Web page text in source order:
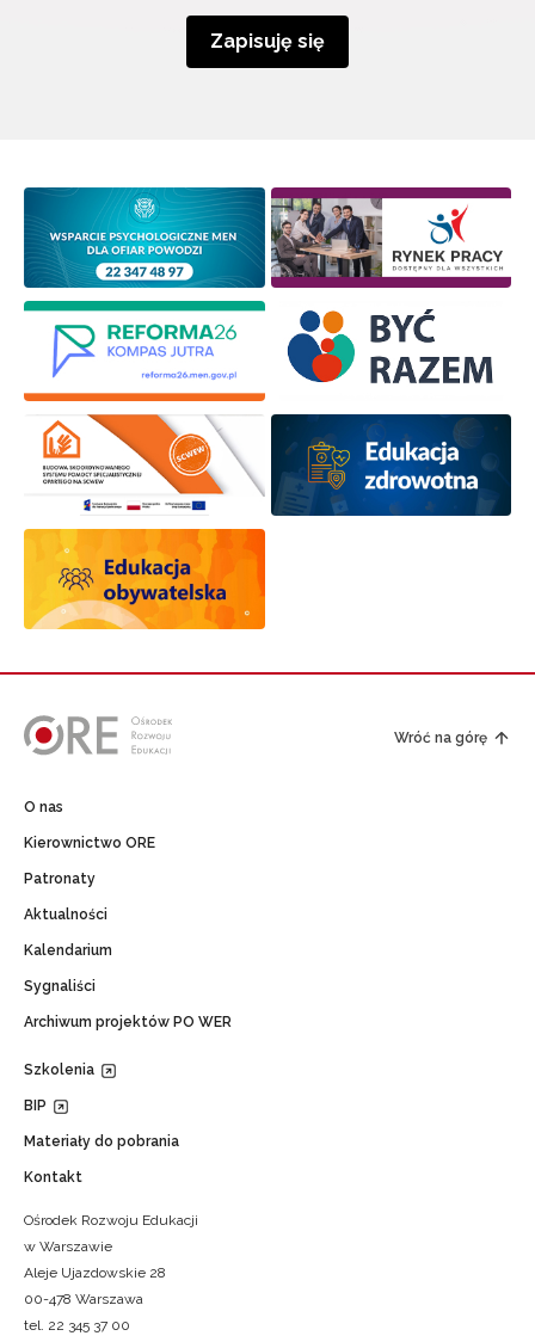
Zapisuję się
Wróć na górę
O nas
Kierownictwo ORE
Patronaty
Aktualności
Kalendarium
Sygnaliści
Archiwum projektów PO WER
Szkolenia
BIP
Materiały do pobrania
Kontakt
Ośrodek Rozwoju Edukacji
w Warszawie
Aleje Ujazdowskie 28
00-478 Warszawa
tel. 22 345 37 00
Zapisz się i bądź na bieżąco z najnowszymi
informacjami
o szkoleniach i programach.
Adres e-mail:
Wyrażam zgodę na przetwarzanie moich danych
osobowych przez ORE w celach marketingowych.
Zapisuję się